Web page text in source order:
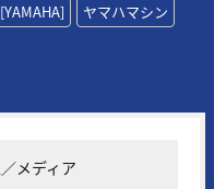
ヤマハマシン
メディア